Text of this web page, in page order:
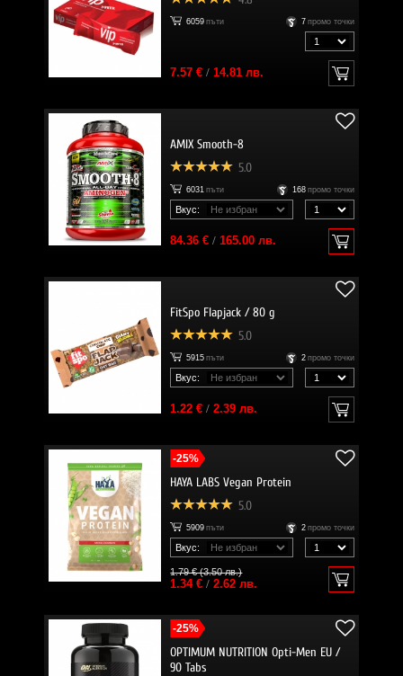
6059 пъти 7 промо точки
7.57 €/ 14.81 лв.
AMIX Smooth-8
5.0
6031 пъти 168 промо точки
Вкус:
84.36 €/ 165.00 лв.
FitSpo Flapjack / 80 g
5.0
5915 пъти 2 промо точки
Вкус:
1.22 €/ 2.39 лв.
-25%
HAYA LABS Vegan Protein
5.0
5909 пъти 2 промо точки
Вкус:
1.79 € (3.50 лв.)
1.34 €/ 2.62 лв.
-25%
OPTIMUM NUTRITION Opti-Men EU /
90 Tabs